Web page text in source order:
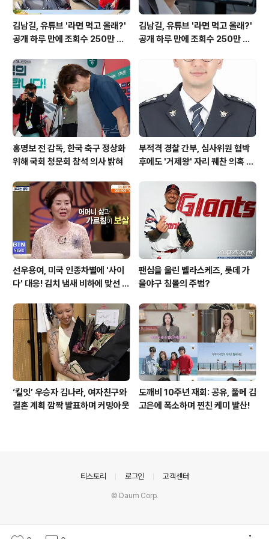
김남길, 유튜브 '라면 먹고 올래?'
공개 하루 만에 조회수 250만 돌
김남길, 유튜브 '라면 먹고 올래?'
공개 하루 만에 조회수 250만 돌
홍명보 전 감독, 한국 축구 정상화
위해 국회 청문회 참석 의사 밝혀
부적격 경찰 간부, 심사위원 협박
후에도 '거제왕' 자리 꿰찬 의혹 진
선우용여, 미국 인종차별에 '사이
다' 대응! 김치 냄새 비하에 맞선 통
팬심을 울린 벨라스케즈, 롯데 가
을야구 침몰의 주범?
‘킬잇’ 우승자 김나라, 여자친구와
결혼 계획 깜짝 발표하며 커밍아웃
도깨비 10주년 재회: 공유, 풀메 김
고은에 폭소하며 찐친 케미 발산!
티스토리 로그인 고객센터
© Daum Corp.